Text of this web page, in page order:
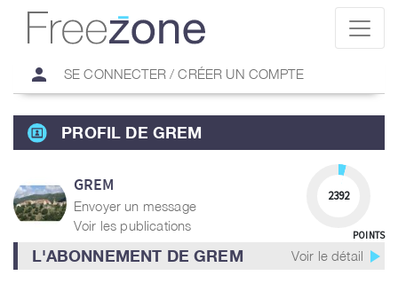
person SE CONNECTER / CRÉER UN COMPTE
PROFIL DE GREM
GREM
Envoyer un message
Voir les publications
2392
POINTS
L'ABONNEMENT DE GREM Voir le détail play_arrow